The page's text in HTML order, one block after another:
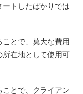
歩2分
から徒歩11分
年会費22,000円、1ヶ月
会費22,000円、1ヶ月
トしたばかりでは
とで、莫大な費用
所在地として使用可
ことで、クライアン